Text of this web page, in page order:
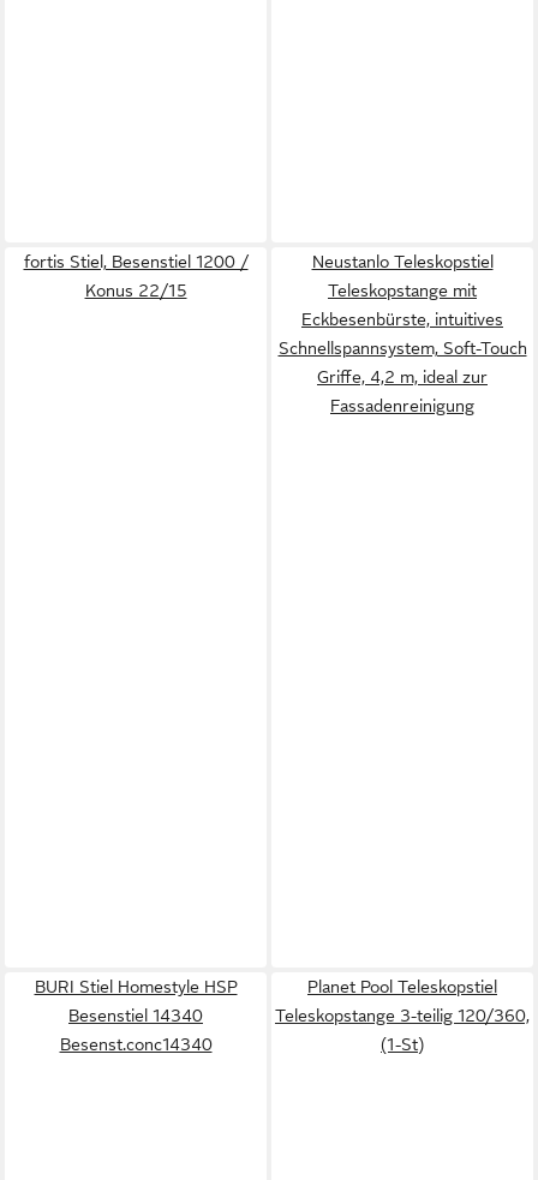
fortis Stiel, Besenstiel 1200 /
Konus 22/15
Neustanlo Teleskopstiel
Teleskopstange mit
Eckbesenbürste, intuitives
Schnellspannsystem, Soft-Touch
Griffe, 4,2 m, ideal zur
Fassadenreinigung
BURI Stiel Homestyle HSP
Besenstiel 14340
Besenst.conc14340
Planet Pool Teleskopstiel
Teleskopstange 3-teilig 120/360,
(1-St)